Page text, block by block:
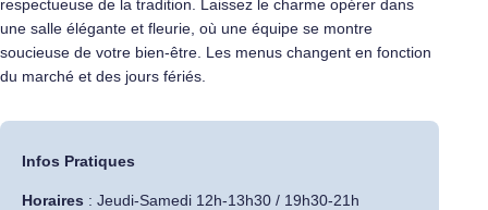
respectueuse de la tradition. Laissez le charme opérer dans
une salle élégante et fleurie, où une équipe se montre
soucieuse de votre bien-être. Les menus changent en fonction
du marché et des jours fériés.
Infos Pratiques
Horaires : Jeudi-Samedi 12h-13h30 / 19h30-21h